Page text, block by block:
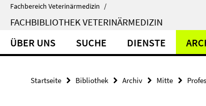
Fachbereich Veterinärmedizin /
FACHBIBLIOTHEK VETERINÄRMEDIZIN
ÜBER UNS SUCHE DIENSTE
Startseite Bibliothek Archiv Mitte